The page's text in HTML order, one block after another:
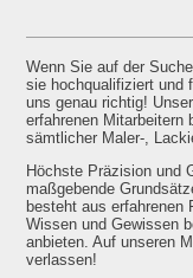
Wenn Sie auf der
sie hochqualifiziert und
uns genau richtig!
erfahrenen Mit­arbeitern
sämtlicher Maler-,
Höchste Präzision und
maßgebende
besteht aus
Wissen und Gewissen
anbieten. Auf unseren
verlassen!